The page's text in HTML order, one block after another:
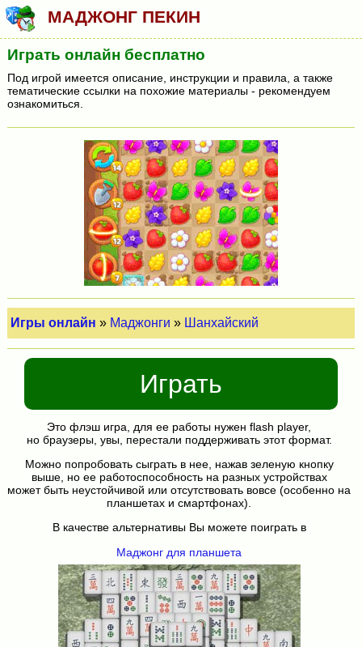
МАДЖОНГ ПЕКИН
Играть онлайн бесплатно
Под игрой имеется описание, инструкции и правила, а также
тематические ссылки на похожие материалы - рекомендуем
ознакомиться.
Игры онлайн » Маджонги » Шанхайский
Играть
Это флэш игра, для ее работы нужен flash player,
но браузеры, увы, перестали поддерживать этот формат.
Можно попробовать сыграть в нее, нажав зеленую кнопку
выше, но ее работоспособность на разных устройствах
может быть неустойчивой или отсутствовать вовсе (особенно на
планшетах и смартфонах).
В качестве альтернативы Вы можете поиграть в
Маджонг для планшета